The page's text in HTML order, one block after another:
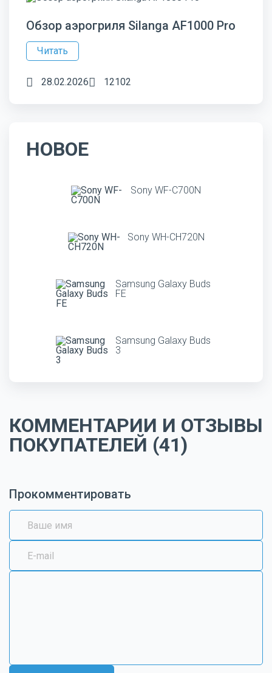
Обзор аэрогриля Silanga AF1000 Pro
Читать
28.02.2026 12102
НОВОЕ
Sony WF-C700N
Sony WH-CH720N
Samsung Galaxy Buds
FE
Samsung Galaxy Buds
3
КОММЕНТАРИИ И ОТЗЫВЫ
ПОКУПАТЕЛЕЙ (41)
Прокомментировать